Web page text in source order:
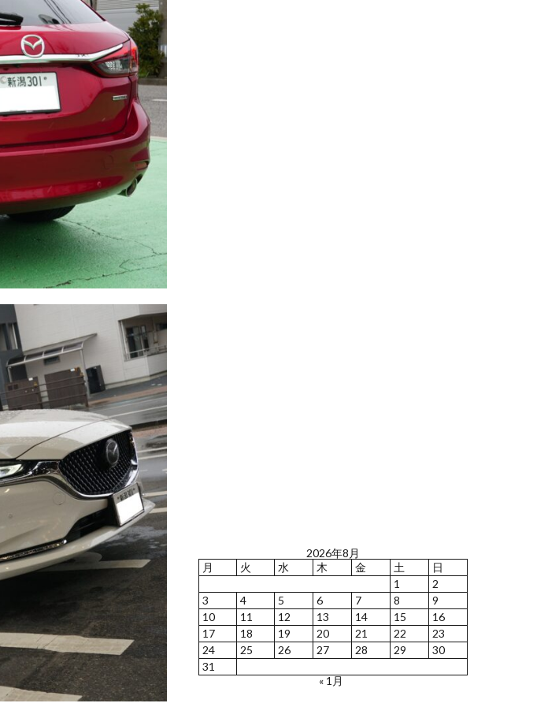
2026年8月
月
火 水 木 金 土
日
1
2
3
4 5 6 7 8
9
10
11 12 13 14 15
16
17
18 19 20 21 22
23
24
25 26 27 28 29
30
31
« 1月